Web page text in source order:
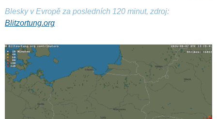
Blesky v Evropě za posledních 120 minut, zdroj:
Blitzortung.org